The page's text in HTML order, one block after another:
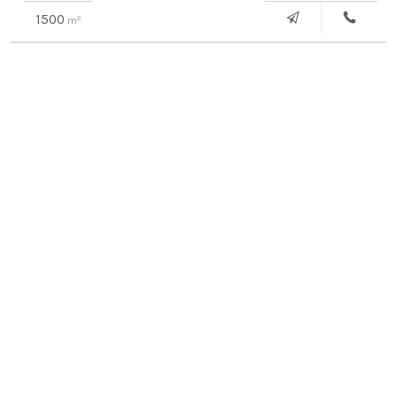
1500 m2